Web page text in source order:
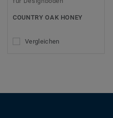
COUNTRY OAK HONEY
Vergleichen